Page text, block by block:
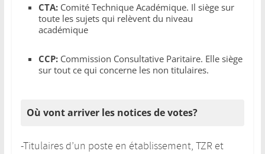
CTA:Comité Technique Académique. Il siège sur
toute les sujets qui relèvent du niveau
académique
CCP:Commission Consultative Paritaire. Elle siège
sur tout ce qui concerne les non titulaires.
Où vont arriver les notices de votes?
-Titulaires d’un poste en établissement, TZR et